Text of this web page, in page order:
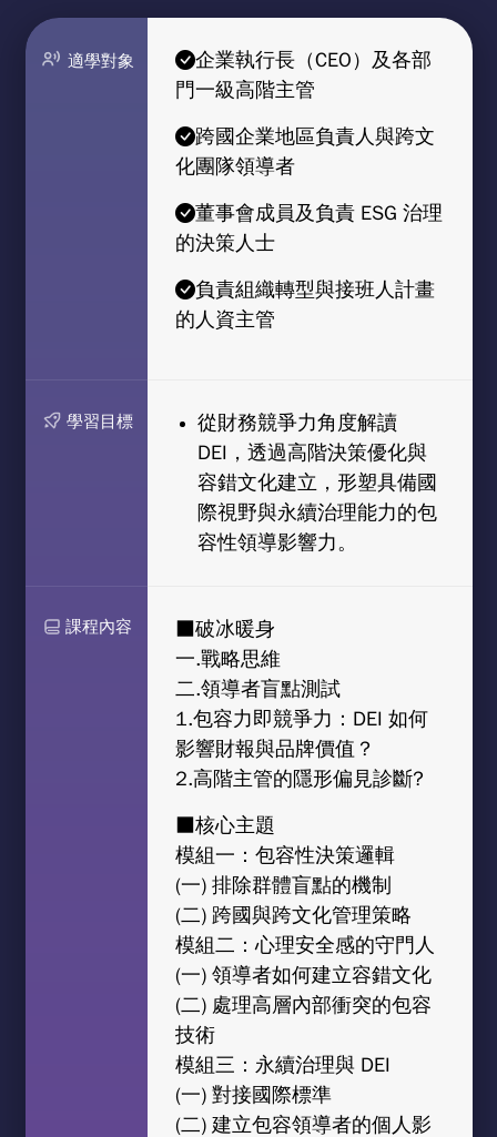
課程搜尋
適學對象
企業執行長（CEO）及各部
門一級高階主管
跨國企業地區負責人與跨文
化團隊領導者
董事會成員及負責 ESG 治理
的決策人士
負責組織轉型與接班人計畫
的人資主管
學習目標
從財務競爭力角度解讀
DEI，透過高階決策優化與
容錯文化建立，形塑具備國
際視野與永續治理能力的包
容性領導影響力。
課程內容
■破冰暖身
一.戰略思維
二.領導者盲點測試
1.包容力即競爭力：DEI 如何
影響財報與品牌價值？
2.高階主管的隱形偏見診斷?
■核心主題
模組一：包容性決策邏輯
(一) 排除群體盲點的機制
(二) 跨國與跨文化管理策略
模組二：心理安全感的守門人
(一) 領導者如何建立容錯文化
(二) 處理高層內部衝突的包容
技術
模組三：永續治理與 DEI
(一) 對接國際標準
(二) 建立包容領導者的個人影